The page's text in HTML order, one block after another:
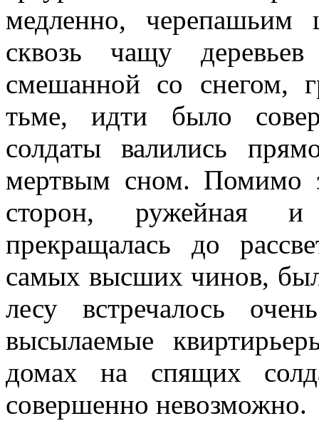
медленно, черепашьим
сквозь чащу
смешанной со снегом,
тьме, идти было
солдаты валились
мертвым сном. Помимо
сторон, ружейная и
прекращалась до
самых высших чинов,
лесу встреча­лось
высыла­емые
домах на спящих
совершенно невозможно.